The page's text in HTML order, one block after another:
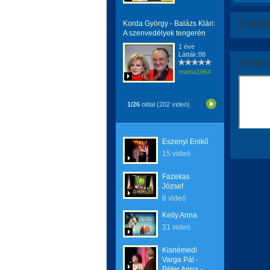
Korda György - Balázs Klári:
A szenvedélyek tengerén
1 éve
Látták:88
mama1964
1/26 oldal (202 videó)
Eszenyi Enikő
15 videó
Fazekas
József
8 videó
Kelly Anna
31 videó
Kisnémedi
Varga Pál -
Értékeld!